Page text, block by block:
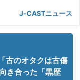
J-CASTニュース
古のオタクは古傷
き合った「黒歴